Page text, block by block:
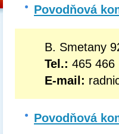
Povodňová
B. Smetany
Tel.: 465 466
E-mail:
Povodňová